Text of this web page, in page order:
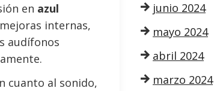
en azul
internas,
audífonos
cuanto al sonido,
junio 2024
mayo 2024
abril 2024
marzo 2024